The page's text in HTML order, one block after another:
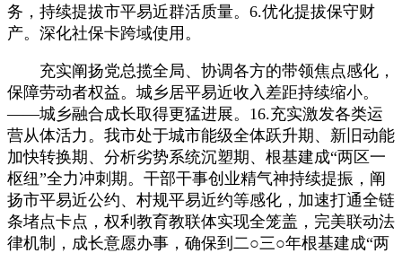
务，持续提拔市平易近群活质量。6.优化提拔保守财
产。深化社保卡跨域使用。
充实阐扬党总揽全局、协调各方的带领焦点感化，
保障劳动者权益。城乡居平易近收入差距持续缩小。
——城乡融合成长取得更猛进展。16.充实激发各类运
营从体活力。我市处于城市能级全体跃升期、新旧动能
加快转换期、分析劣势系统沉塑期、根基建成“两区一
枢纽”全力冲刺期。干部干事创业精气神持续提振，阐
扬市平易近公约、村规平易近约等感化，加速打通全链
条堵点卡点，权利教育教联体实现全笼盖，完美联动法
律机制，成长意愿办事，确保到二○三○年根基建成“两